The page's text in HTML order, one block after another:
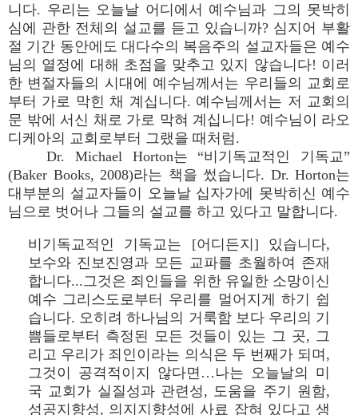
니다. 우리는 오늘날 어디에서 예수님과 그의 못박히
심에 관한 전체의 설교를 듣고 있습니까? 심지어 부활
절 기간 동안에도 대다수의 복음주의 설교자들은 예수
님의 열정에 대해 초점을 맞추고 있지 않습니다! 이러
한 변절자들의 시대에 예수님께서는 우리들의 교회로
부터 가로 막힌 채 계십니다. 예수님께서는 저 교회의
문 밖에 서신 채로 가로 막혀 계십니다! 예수님이 라오
디케아의 교회로부터 그랬을 때처럼.
Dr. Michael Horton는 “비기독교적인 기독교”
(Baker Books, 2008)라는 책을 썼습니다. Dr. Horton는
대부분의 설교자들이 오늘날 십자가에 못박히신 예수
님으로 벗어나 그들의 설교를 하고 있다고 말합니다.
비기독교적인 기독교는 [어디든지] 있습니다,
보수와 진보진영과 모든 교파를 초월하여 존재
합니다...그것은 죄인들을 위한 유일한 소망이신
예수 그리스도로부터 우리를 멀어지게 하기 쉽
습니다. 오히려 하나님의 거룩함 보다 우리의 기
쁨들로부터 측정된 모든 것들이 있는 그 곳, 그
리고 우리가 죄인이라는 의식은 두 번째가 되며,
그것이 공격적이지 않다면…나는 오늘날의 미
국 교회가 실질성과 관련성, 도움을 주기 원함,
성공지향성, 의지지향성에 사료 잡혀 있다고 생